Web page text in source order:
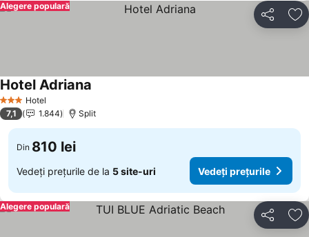
Distribuiți
Alegere populară
3 SteleHotel
Hotel Adriana
7,1 1.844 Split
Din 810 lei
Vedeți prețurile de la 5 site-uri Vedeți prețurile
Distribuiți
Alegere populară